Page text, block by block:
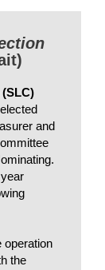
and
operation
the